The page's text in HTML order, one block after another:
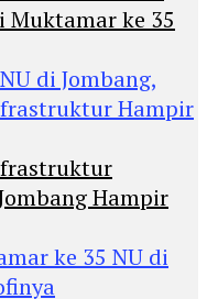
Muktamar ke 35
Hampir